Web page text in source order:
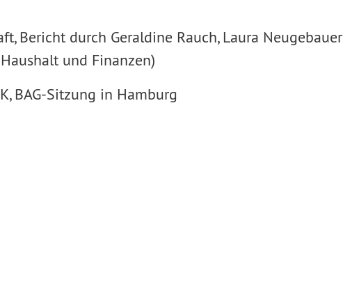
Bericht durch Geraldine Rauch, Laura Neugebauer
und Finanzen)
BAG-Sitzung in Hamburg